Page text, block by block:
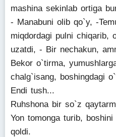
mashina sekinlab ortiga
- Manabuni olib qo`y, -
miqdordagi pulni chiqarib,
uzatdi, - Bir nechakun,
Bekor o`tirma,
chalg`isang, boshingdagi
Endi tush...
Ruhshona bir so`z
Yon tomonga turib,
qoldi.